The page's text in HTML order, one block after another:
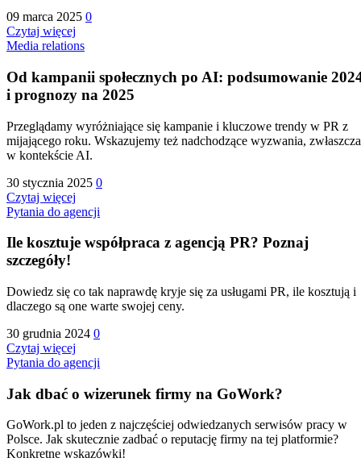
09 marca 2025 0
Czytaj więcej
Media relations
Od kampanii społecznych po AI: podsumowanie
i prognozy na 2025
Przeglądamy wyróżniające się kampanie i kluczowe trendy w PR z
mijającego roku. Wskazujemy też nadchodzące wyzwania, zwłaszcza
w kontekście AI.
30 stycznia 2025 0
Czytaj więcej
Pytania do agencji
Ile kosztuje współpraca z agencją PR? Poznaj
szczegóły!
Dowiedz się co tak naprawdę kryje się za usługami PR, ile kosztują i
dlaczego są one warte swojej ceny.
30 grudnia 2024 0
Czytaj więcej
Pytania do agencji
Jak dbać o wizerunek firmy na GoWork?
GoWork.pl to jeden z najczęściej odwiedzanych serwisów pracy w
Polsce. Jak skutecznie zadbać o reputację firmy na tej platformie?
Konkretne wskazówki!